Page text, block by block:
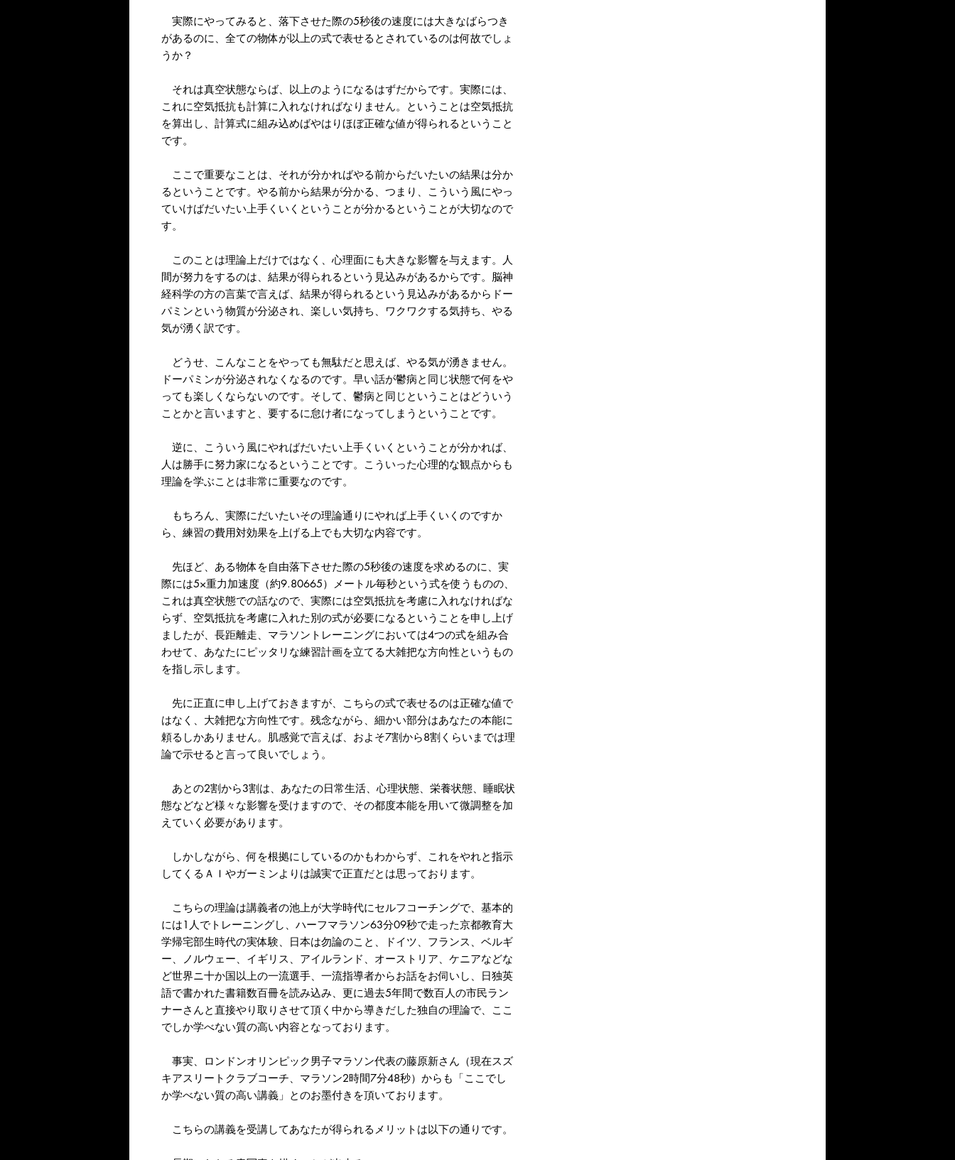
実際にやってみると、落下させた際の5秒後の速度には大きなばらつき
があるのに、全ての物体が以上の式で表せるとされているのは何故でしょ
うか？
それは真空状態ならば、以上のようになるはずだからです。実際には、
これに空気抵抗も計算に入れなければなりません。ということは空気抵抗
を算出し、計算式に組み込めばやはりほぼ正確な値が得られるということ
です。
ここで重要なことは、それが分かればやる前からだいたいの結果は分か
るということです。やる前から結果が分かる、つまり、こういう風にやっ
ていけばだいたい上手くいくということが分かるということが大切なので
す。
このことは理論上だけではなく、心理面にも大きな影響を与えます。人
間が努力をするのは、結果が得られるという見込みがあるからです。脳神
経科学の方の言葉で言えば、結果が得られるという見込みがあるからドー
パミンという物質が分泌され、楽しい気持ち、ワクワクする気持ち、やる
気が湧く訳です。
どうせ、こんなことをやっても無駄だと思えば、やる気が湧きません。
ドーパミンが分泌されなくなるのです。早い話が鬱病と同じ状態で何をや
っても楽しくならないのです。そして、鬱病と同じということはどういう
ことかと言いますと、要するに怠け者になってしまうということです。
逆に、こういう風にやればだいたい上手くいくということが分かれば、
人は勝手に努力家になるということです。こういった心理的な観点からも
理論を学ぶことは非常に重要なのです。
もちろん、実際にだいたいその理論通りにやれば上手くいくのですか
ら、練習の費用対効果を上げる上でも大切な内容です。
先ほど、ある物体を自由落下させた際の5秒後の速度を求めるのに、実
際には5×重力加速度（約9.80665）メートル毎秒という式を使うものの、
これは真空状態での話なので、実際には空気抵抗を考慮に入れなければな
らず、空気抵抗を考慮に入れた別の式が必要になるということを申し上げ
ましたが、長距離走、マラソントレーニングにおいては4つの式を組み合
わせて、あなたにピッタリな練習計画を立てる大雑把な方向性というもの
を指し示します。
先に正直に申し上げておきますが、こちらの式で表せるのは正確な値で
はなく、大雑把な方向性です。残念ながら、細かい部分はあなたの本能に
頼るしかありません。肌感覚で言えば、およそ7割から8割くらいまでは理
論で示せると言って良いでしょう。
あとの2割から3割は、あなたの日常生活、心理状態、栄養状態、睡眠状
態などなど様々な影響を受けますので、その都度本能を用いて微調整を加
えていく必要があります。
しかしながら、何を根拠にしているのかもわからず、これをやれと指示
してくるＡＩやガーミンよりは誠実で正直だとは思っております。
こちらの理論は講義者の池上が大学時代にセルフコーチングで、基本的
には1人でトレーニングし、ハーフマラソン63分09秒で走った京都教育大
学帰宅部生時代の実体験、日本は勿論のこと、ドイツ、フランス、ベルギ
ー、ノルウェー、イギリス、アイルランド、オーストリア、ケニアなどな
ど世界ニ十か国以上の一流選手、一流指導者からお話をお伺いし、日独英
語で書かれた書籍数百冊を読み込み、更に過去5年間で数百人の市民ラン
ナーさんと直接やり取りさせて頂く中から導きだした独自の理論で、ここ
でしか学べない質の高い内容となっております。
事実、ロンドンオリンピック男子マラソン代表の藤原新さん（現在スズ
キアスリートクラブコーチ、マラソン2時間7分48秒）からも「ここでし
か学べない質の高い講義」とのお墨付きを頂いております。
こちらの講義を受講してあなたが得られるメリットは以下の通りです。